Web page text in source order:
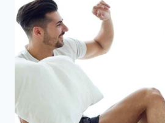
QUELLE
EST
LA
MEILLEURE
AGENCE
2026